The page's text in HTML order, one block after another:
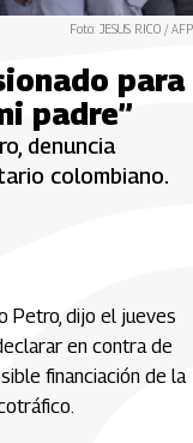
Foto: JESUS RICO / AFP
para
padre”
denuncia
colombiano.
Petro, dijo el jueves
en contra de
financiación de la